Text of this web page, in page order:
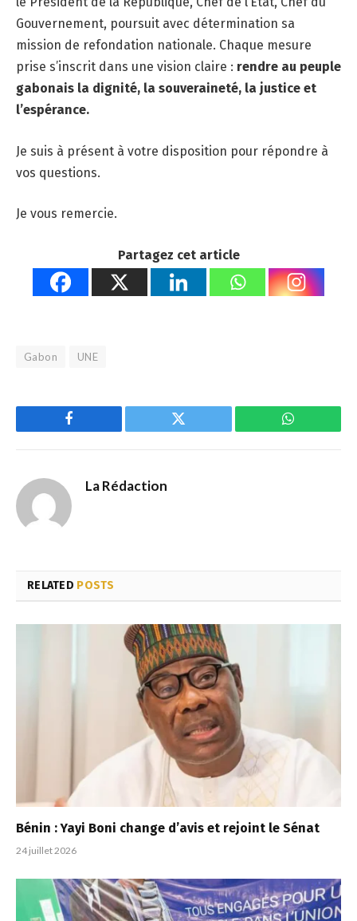
Gouvernement, poursuit avec détermination sa
mission de refondation nationale. Chaque mesure
prise s’inscrit dans une vision claire : rendre au peuple
gabonais la dignité, la souveraineté, la justice et
l’espérance.
Je suis à présent à votre disposition pour répondre à
vos questions.
Je vous remercie.
Partagez cet article
Gabon UNE
Facebook Twitter WhatsApp
La Rédaction
RELATED POSTS
Bénin : Yayi Boni change d’avis et rejoint le Sénat
24 juillet 2026